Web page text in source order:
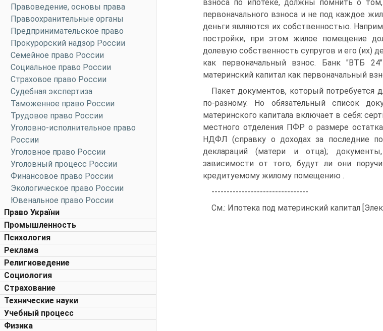
Правоведение, основы права
Правоохранительные органы
Предпринимательское право
Прокурорский надзор России
Семейное право России
Социальное право России
Страховое право России
Судебная экспертиза
Таможенное право России
Трудовое право России
Уголовно-исполнительное право
России
Уголовное право России
Уголовный процесс России
Финансовое право России
Экологическое право России
Ювенальное право России
Право України
Промышленность
Психология
Реклама
Религиоведение
Социология
Страхование
Технические науки
Учебный процесс
Физика
взноса по ипотеке, должны помнить о
первоначального взноса и не под каждое
деньги являются их собственностью.
постройки, при этом жилое помещение
долевую собственность супругов и его (их)
как первоначальный взнос. Банк "ВТБ
материнский капитал как первоначальный
Пакет документов, который потребуется
по-разному. Но обязательный список
материнского капитала включает в себя:
местного отделения ПФР о размере
НДФЛ (справку о доходах за последние
деклараций (матери и отца);
зависимости от того, будут ли они
кредитуемому жилому помещению .
--------------------------------
См.: Ипотека под материнский капитал